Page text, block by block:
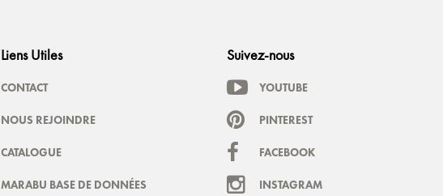
Liens Utiles
CONTACT
NOUS REJOINDRE
CATALOGUE
MARABU BASE DE DONNÉES
Suivez-nous
YOUTUBE
PINTEREST
FACEBOOK
INSTAGRAM